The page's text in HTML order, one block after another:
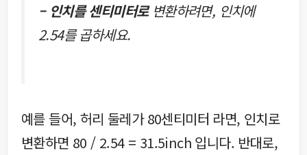
– 인치를 센티미터로변환하려면, 인치에
2.54를 곱하세요.
예를 들어, 허리 둘레가 80센티미터 라면, 인치로
변환하면 80 / 2.54 = 31.5inch 입니다. 반대로,